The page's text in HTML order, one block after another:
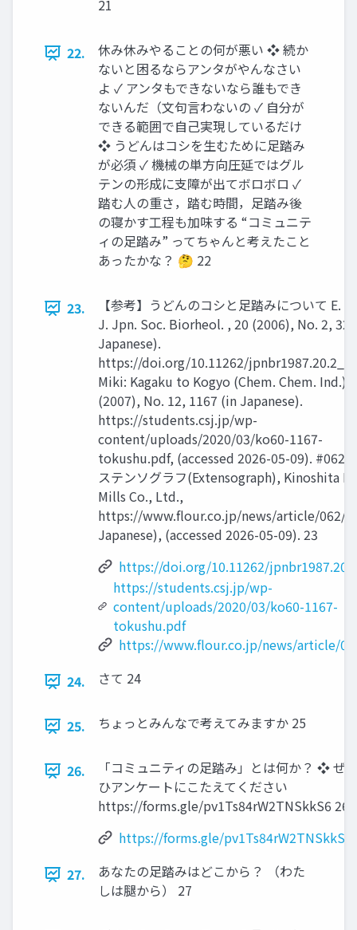
21
22.
休み休みやることの何が悪い ❖ 続か
ないと困るならアンタがやんなさい
よ ✓ アンタもできないなら誰もでき
ないんだ（文句言わないの ✓ 自分が
できる範囲で自己実現しているだけ
❖ うどんはコシを生むために足踏み
が必須 ✓ 機械の単方向圧延ではグル
テンの形成に支障が出てボロボロ ✓
踏む人の重さ，踏む時間，足踏み後
の寝かす工程も加味する “コミュニテ
ィの足踏み” ってちゃんと考えたこと
あったかな？ 🤔 22
23.
【参考】うどんのコシと足踏みについて E.
J. Jpn. Soc. Biorheol. , 20 (2006), No. 2, 32
Japanese).
https://doi.org/10.11262/
Miki: Kagaku to Kogyo (Chem. Chem. Ind.) ,
(2007), No. 12, 1167 (in Japanese).
https://students.csj.jp/wp-
content/uploads/2020/03/ko60-1167-
tokushu.pdf, (accessed 2026-05-09). #062
ステンソグラフ(Extensograph), Kinoshita
Mills Co., Ltd.,
https://www.flour.co.jp/news/article/062/
Japanese), (accessed 2026-05-09). 23
https://doi.org/10.11262/
https://students.csj.jp/wp-
content/uploads/2020/03/ko60-1167-
tokushu.pdf
https://www.flour.co.jp/news/article/
24.
さて 24
25. ちょっとみんなで考えてみますか 25
26.
「コミュニティの足踏み」とは何か？ ❖ ぜ
ひアンケートにこたえてください
https://forms.gle/pv1Ts84rW2TNSkkS6 26
https://forms.gle/pv1Ts84rW2TNSkkS6
27.
あなたの足踏みはどこから？ （わた
しは腿から） 27